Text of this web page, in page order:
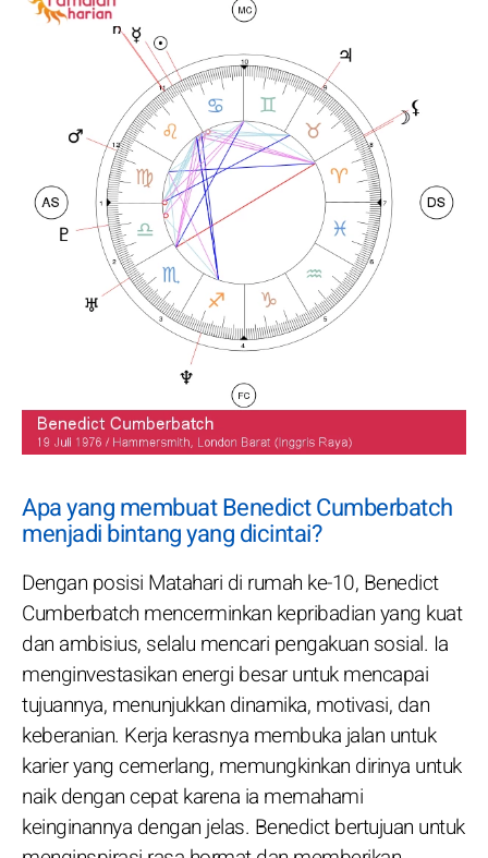
Apa yang membuat Benedict Cumberbatch
menjadi bintang yang dicintai?
Dengan posisi Matahari di rumah ke-10, Benedict
Cumberbatch mencerminkan kepribadian yang kuat
dan ambisius, selalu mencari pengakuan sosial. Ia
menginvestasikan energi besar untuk mencapai
tujuannya, menunjukkan dinamika, motivasi, dan
keberanian. Kerja kerasnya membuka jalan untuk
karier yang cemerlang, memungkinkan dirinya untuk
naik dengan cepat karena ia memahami
keinginannya dengan jelas. Benedict bertujuan untuk